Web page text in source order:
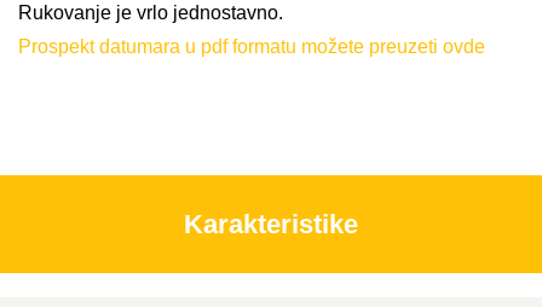
Rukovanje je vrlo jednostavno.
Prospekt datumara u pdf formatu možete preuzeti ovde
Karakteristike